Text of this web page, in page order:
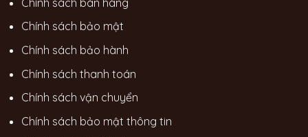
Chính sách bảo mật
Chính sách bảo hành
Chính sách thanh toán
Chính sách vận chuyển
Chính sách bảo mật thông tin